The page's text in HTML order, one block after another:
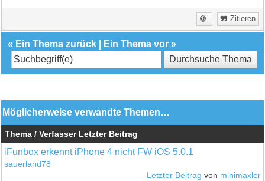
Zitieren
« Ein Thema zurück Ein Thema vor »
Möglicherweise verwandte Themen…
Thema / Verfasser Letzter Beitrag
iFunbox erkennt iPhone 4 nicht FW iOS 5.0.1
sauerland78
Letzter Beitrag von minimaxler